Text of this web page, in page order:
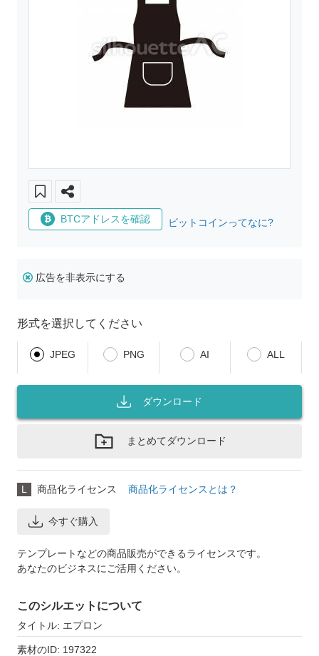
BTCアドレスを確認 ビットコインってなに?
広告を非表示にする
形式を選択してください
JPEG PNG AI ALL
ダウンロード
まとめてダウンロード
L 商品化ライセンス 商品化ライセンスとは？
今すぐ購入
テンプレートなどの商品販売ができるライセンスです。
あなたのビジネスにご活用ください。
このシルエットについて
タイトル: エプロン
素材のID: 197322